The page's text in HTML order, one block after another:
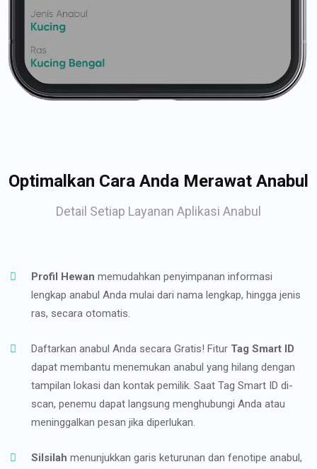
Optimalkan Cara Anda Merawat Anabul
Detail Setiap Layanan Aplikasi Anabul
Profil Hewan memudahkan penyimpanan informasi
lengkap anabul Anda mulai dari nama lengkap, hingga jenis
ras, secara otomatis.
Daftarkan anabul Anda secara Gratis! Fitur Tag Smart ID
dapat membantu menemukan anabul yang hilang dengan
tampilan lokasi dan kontak pemilik. Saat Tag Smart ID di-
scan, penemu dapat langsung menghubungi Anda atau
meninggalkan pesan jika diperlukan.
Silsilah menunjukkan garis keturunan dan fenotipe anabul,